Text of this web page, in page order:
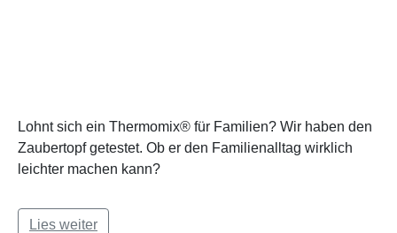
Lohnt sich ein Thermomix® für Familien? Wir haben den
Zaubertopf getestet. Ob er den Familienalltag wirklich
leichter machen kann?
Lies weiter